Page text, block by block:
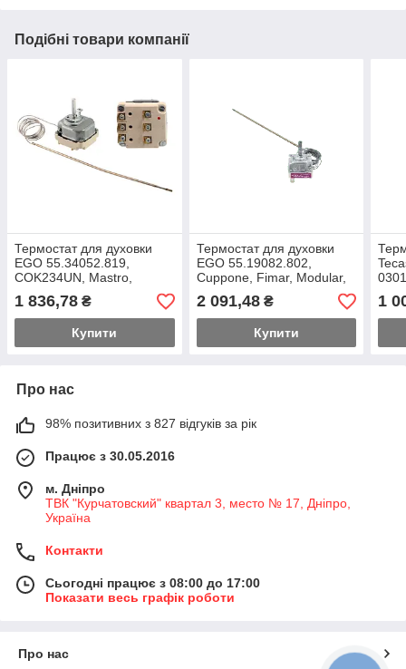
Подібні товари компанії
Термостат для духовки
EGO 55.34052.819,
COK234UN, Mastro,
Mareno C9FE6GS, 16А
(50-309°C)
1 836,78 ₴
Купити
Термостат для духовки
EGO 55.19082.802,
Cuppone, Fimar, Modular,
Zanussi, COK241UN, 16А
(75-508°C)
2 091,48₴
Купити
(62-
1
Про нас
98% позитивних з 827 відгуків за рік
Працює з 30.05.2016
м. Дніпро
ТВК "Курчатовский" квартал 3, место № 17, Дніпро,
Україна
Контакти
Сьогодні працює з 08:00 до 17:00
Показати весь графік роботи
Про нас